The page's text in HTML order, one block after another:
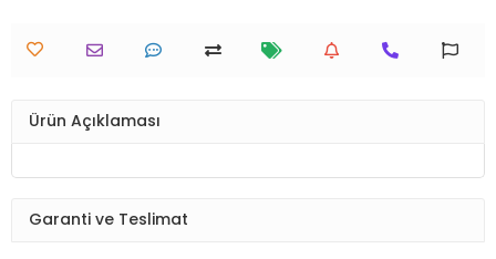
Ürün Açıklaması
Garanti ve Teslimat